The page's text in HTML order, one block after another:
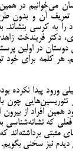
می‌خوانیم در
تعریف آن و بدون
به کرسی
دکتر فریندخت
در اولین
هر کلمه برای
پیدا نکرده
تئوریسین‌هایی چون
افراد از
فعلی که
مثبتی
دیدم نیز سخنی بگویم.